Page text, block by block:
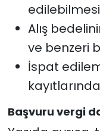
edilebilmesi
Alış
ve benzeri
İspat
Başvuru vergi